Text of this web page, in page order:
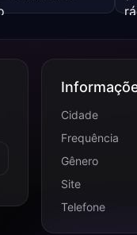
Cidade
Frequência
Gênero
Site
Telefone